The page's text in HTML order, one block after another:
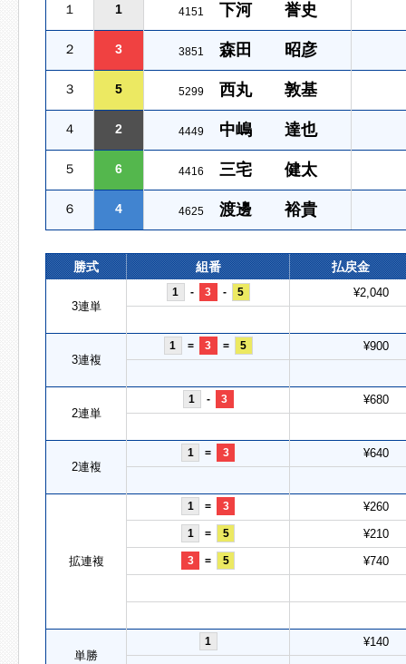
１ 1 4151 下河 誉史
２ 3 3851 森田 昭彦
３ 5 5299 西丸 敦基
４ 2 4449 中嶋 達也
５ 6 4416 三宅 健太
６ 4 4625 渡邊 裕貴
勝式 組番 払戻金
3連単
1 - 3 - 5 ¥2,040
3連複
1 = 3 = 5 ¥900
2連単
1 - 3 ¥680
2連複
1 = 3 ¥640
拡連複
1 = 3 ¥260
1 = 5 ¥210
3 = 5 ¥740
単勝
1 ¥140